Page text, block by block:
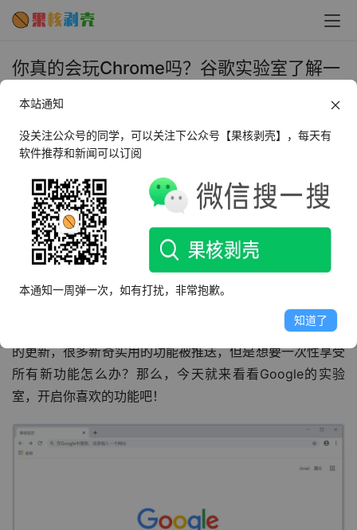
你真的会玩Chrome吗？谷歌实验室了解一
2020年1月10日 下午5:15 软件使用
本文首发于果核剥壳微信公众号，未经许可禁止转载
尽管Google被我们丢墙外去了，导致很多的服务不可用，
但是尽管这样，也阻挡不了大家对Chrome的喜爱，大多数
浏览器都和它有因缘，就连高傲的微软，也不得不低头使用
谷歌内核。
谷歌浏览器现在已经做得非常好用了，各种新功能随着版本
的更新，很多新奇实用的功能被推送，但是想要一次性享受
所有新功能怎么办？那么，今天就来看看Google的实验
室，开启你喜欢的功能吧！
本站通知
没关注公众号的同学，可以关注下公众号【果核剥壳】，每天有
软件推荐和新闻可以订阅
本通知一周弹一次，如有打扰，非常抱歉。
知道了